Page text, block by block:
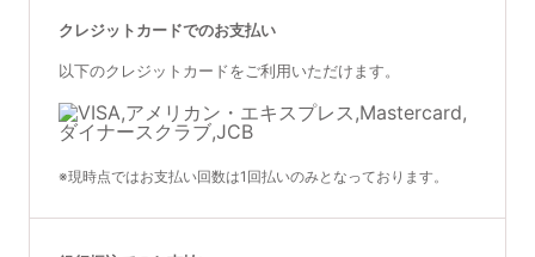
クレジットカードでのお支払い
以下のクレジットカードをご利用いただけます。
※現時点ではお支払い回数は1回払いのみとなっております。